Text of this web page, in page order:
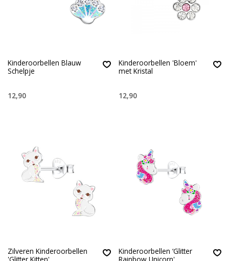
Kinderoorbellen Blauw
Schelpje
12,90
Kinderoorbellen 'Bloem'
met Kristal
12,90
Zilveren Kinderoorbellen
Kinderoorbellen ‘Glitter